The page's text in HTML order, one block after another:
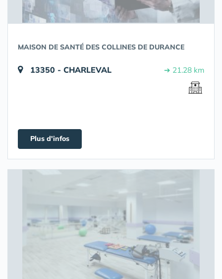
MAISON DE SANTÉ DES COLLINES DE DURANCE
13350 - CHARLEVAL ➔ 21.28 km
Plus d'infos